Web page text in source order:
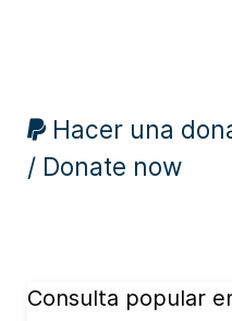
Hacer una
/ Donate now
Consulta popular